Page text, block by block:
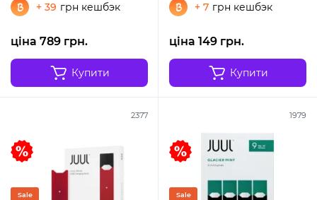
+ 39 грн кешбэк
ціна 789 грн.
Купити
+ 7 грн кешбэк
ціна 149 грн.
Купити
2377
Sale
1979
Sale